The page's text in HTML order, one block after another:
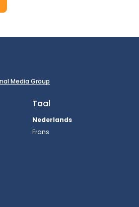
Media Group
Taal
Nederlands
Frans